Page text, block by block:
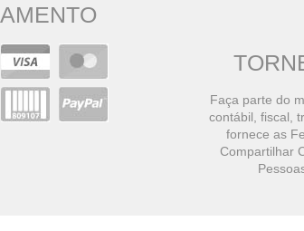
Faça parte do
contábil, fiscal,
fornece as
Compartilhar